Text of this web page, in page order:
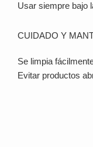
Usar siempre bajo
CUIDADO Y
Se limpia
Evitar productos